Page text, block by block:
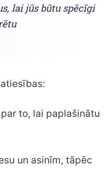
lai jūs būtu spēcīgi
to, lai paplašinātu
un asinīm, tāpēc